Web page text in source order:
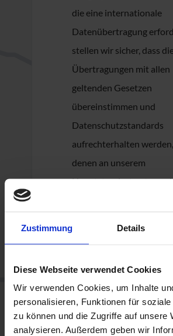
Zustimmung Details
Diese Webseite verwendet Cookies
Wir verwenden Cookies, um Inhalte
personalisieren, Funktionen für
zu können und die Zugriffe auf unsere
analysieren. Außerdem geben wir
die eine internationale
Datenübertragung
stellen wir sicher, dass
Übertragungen mit allen
geltenden Gesetzen
übereinstimmen und
Datenschutzstandards
aufrechterhalten
denen an unserem
Hauptstandort
arbeiten mit
Datenhosting-Anbietern
Sicherheitsmaßnahmen
anzuwenden. Diese